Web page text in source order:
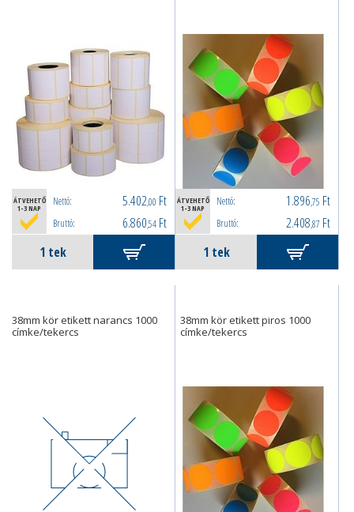
ÁTVEHETŐ
1-3 NAP
Nettó: 5.402,00 Ft
Bruttó: 6.860,54 Ft
ÁTVEHETŐ
1-3 NAP
Nettó: 1.896,75 Ft
Bruttó: 2.408,87 Ft
38mm kör etikett narancs 1000
címke/tekercs
38mm kör etikett piros 1000
címke/tekercs